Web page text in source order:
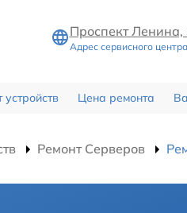
Проспект Ленина,
Адрес сервисного
устройств Цена ремонта
Ремонт Серверов